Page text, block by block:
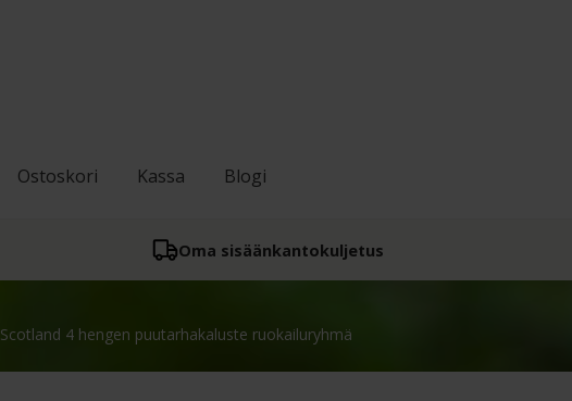
Ostoskori Kassa Blogi
Oma sisään­kantokuljetus
Scotland 4 hengen puutarhakaluste ruokailuryhmä